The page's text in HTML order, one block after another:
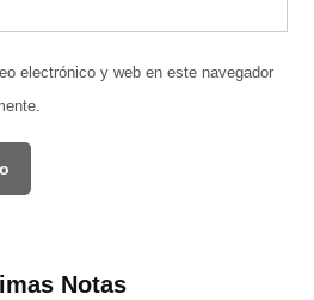
electrónico y web en este navegador
Notas